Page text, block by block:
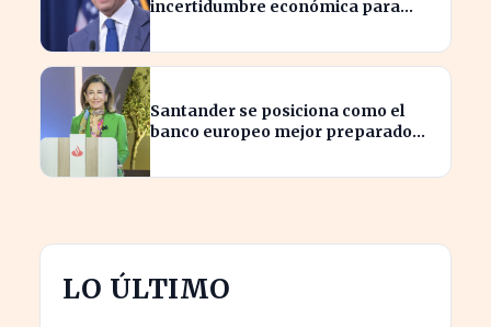
incertidumbre económica para
Santander se posiciona como el
banco europeo mejor preparado
LO ÚLTIMO